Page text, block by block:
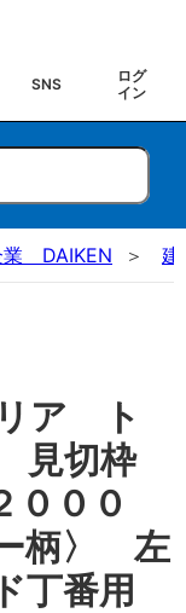
SNS
ログ
イン
業 DAIKEN 建
ア ト
見切枠
００
柄〉 左
丁番用